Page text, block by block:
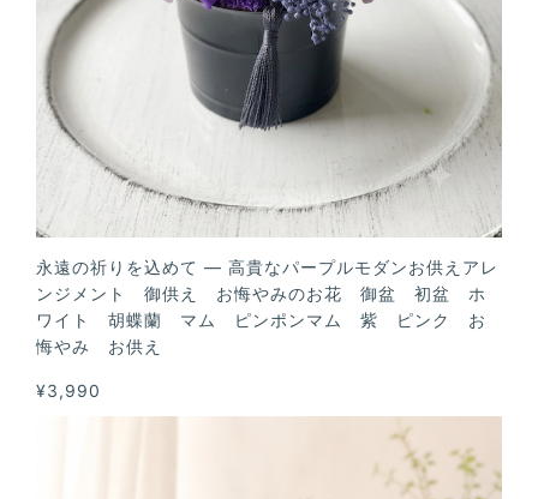
永遠の祈りを込めて — 高貴なパープルモダンお供えアレ
ンジメント 御供え お悔やみのお花 御盆 初盆 ホ
ワイト 胡蝶蘭 マム ピンポンマム 紫 ピンク お
悔やみ お供え
¥3,990